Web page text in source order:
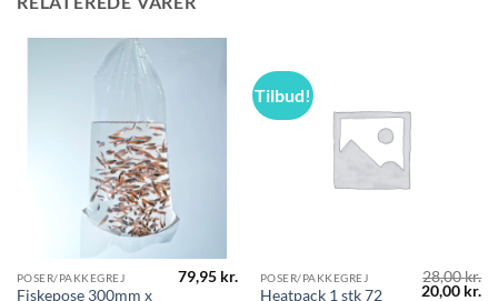
POSER/PAKKEGREJ
Fiskepose 300mm x
79,95 kr.
Tilbud!
POSER/PAKKEGREJ
Heatpack 1 stk 72
28,00kr.
Den
20,00 kr.